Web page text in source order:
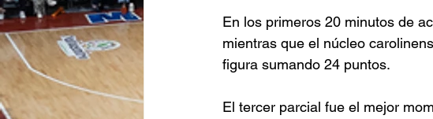
En los primeros 20 minutos de
mientras que el núcleo
figura sumando 24 puntos.
El tercer parcial fue el mejor